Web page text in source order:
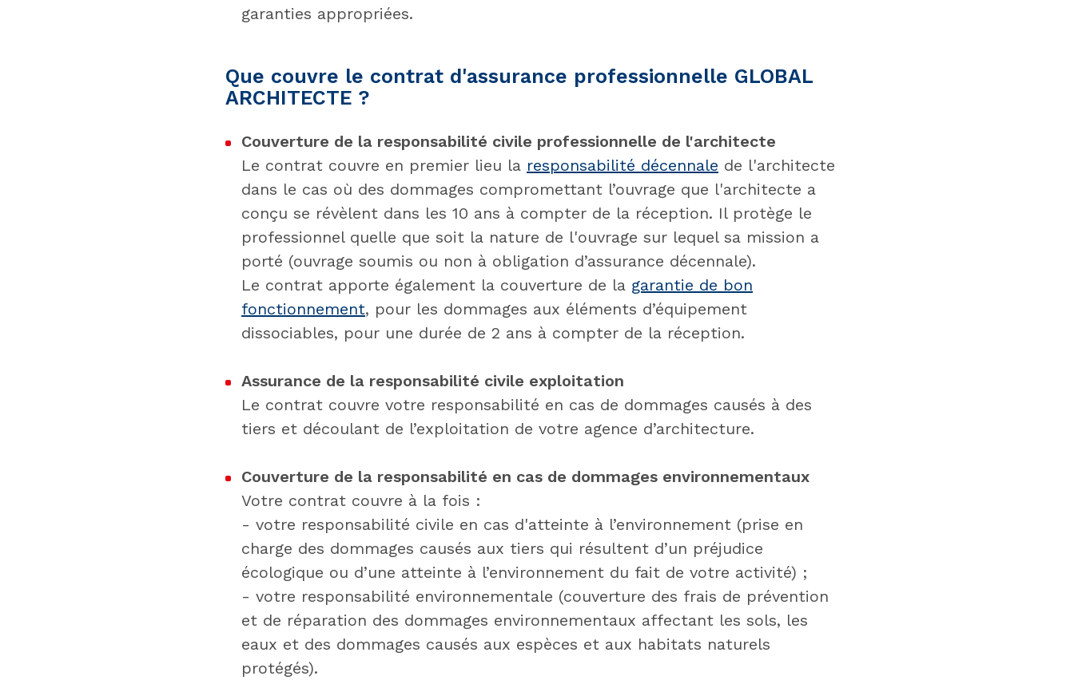
garanties appropriées.
Que couvre le contrat d'assurance professionnelle GLOBAL
ARCHITECTE ?
Couverture de la responsabilité civile professionnelle de l'architecte
Le contrat couvre en premier lieu la responsabilité décennale de l'architecte
dans le cas où des dommages compromettant l’ouvrage que l'architecte a
conçu se révèlent dans les 10 ans à compter de la réception. Il protège le
professionnel quelle que soit la nature de l'ouvrage sur lequel sa mission a
porté (ouvrage soumis ou non à obligation d’assurance décennale).
Le contrat apporte également la couverture de la garantie de bon
fonctionnement, pour les dommages aux éléments d’équipement
dissociables, pour une durée de 2 ans à compter de la réception.
Assurance de la responsabilité civile exploitation
Le contrat couvre votre responsabilité en cas de dommages causés à des
tiers et découlant de l’exploitation de votre agence d’architecture.
Couverture de la responsabilité en cas de dommages environnementaux
Votre contrat couvre à la fois :
- votre responsabilité civile en cas d'atteinte à l’environnement (prise en
charge des dommages causés aux tiers qui résultent d’un préjudice
écologique ou d’une atteinte à l’environnement du fait de votre activité) ;
- votre responsabilité environnementale (couverture des frais de prévention
et de réparation des dommages environnementaux affectant les sols, les
eaux et des dommages causés aux espèces et aux habitats naturels
protégés).